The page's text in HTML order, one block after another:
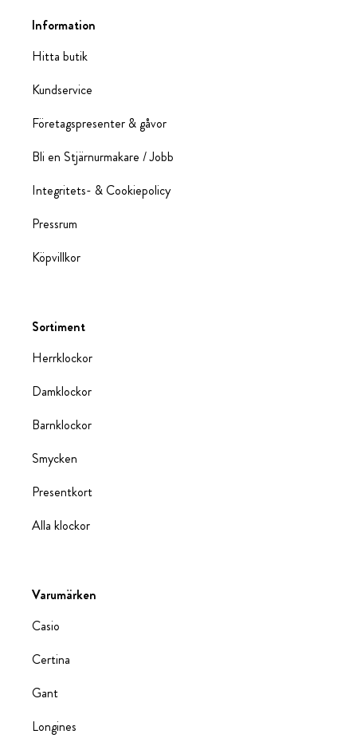
Information
Hitta butik
Kundservice
Företagspresenter & gåvor
Bli en Stjärnurmakare / Jobb
Integritets- & Cookiepolicy
Pressrum
Köpvillkor
Sortiment
Herrklockor
Damklockor
Barnklockor
Smycken
Presentkort
Alla klockor
Varumärken
Casio
Certina
Gant
Longines